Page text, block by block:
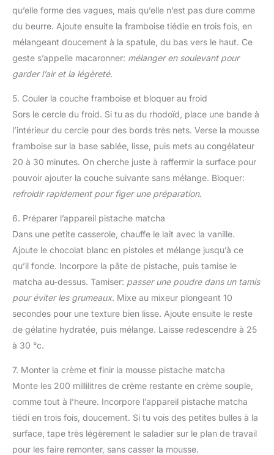
qu’elle forme des vagues, mais qu’elle n’est pas dure comme
du beurre. Ajoute ensuite la framboise tiédie en trois fois, en
mélangeant doucement à la spatule, du bas vers le haut. Ce
geste s’appelle macaronner: mélanger en soulevant pour
garder l’air et la légèreté.
5. Couler la couche framboise et bloquer au froid
Sors le cercle du froid. Si tu as du rhodoïd, place une bande à
l’intérieur du cercle pour des bords très nets. Verse la mousse
framboise sur la base sablée, lisse, puis mets au congélateur
20 à 30 minutes. On cherche juste à raffermir la surface pour
pouvoir ajouter la couche suivante sans mélange. Bloquer:
refroidir rapidement pour figer une préparation.
6. Préparer l’appareil pistache matcha
Dans une petite casserole, chauffe le lait avec la vanille.
Ajoute le chocolat blanc en pistoles et mélange jusqu’à ce
qu’il fonde. Incorpore la pâte de pistache, puis tamise le
matcha au-dessus. Tamiser: passer une poudre dans un tamis
pour éviter les grumeaux. Mixe au mixeur plongeant 10
secondes pour une texture bien lisse. Ajoute ensuite le reste
de gélatine hydratée, puis mélange. Laisse redescendre à 25
à 30 °c.
7. Monter la crème et finir la mousse pistache matcha
Monte les 200 millilitres de crème restante en crème souple,
comme tout à l’heure. Incorpore l’appareil pistache matcha
tiédi en trois fois, doucement. Si tu vois des petites bulles à la
surface, tape très légèrement le saladier sur le plan de travail
pour les faire remonter, sans casser la mousse.